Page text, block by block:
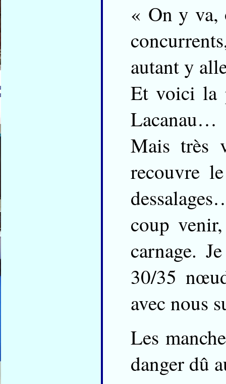
« On y va,
autant y
Et voici la
Lacanau…
Mais très
recouvre
coup
carnage.
30/35
avec nous
Les
danger dû